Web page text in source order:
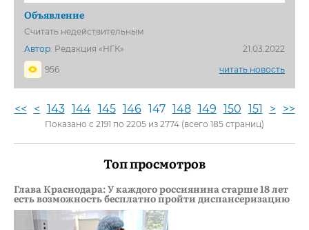
Объявление
Считать недействительным
Автор: Редакция «НГК»
21.03.2022
956
читать новость
<< < 143 144 145 146 147 148 149 150 151 > >>
Показано с 2191 по 2205 из 2774 (всего 185 страниц)
Топ просмотров
Глава Краснодара: У каждого россиянина старше 18 лет
есть возможность бесплатно пройти диспансеризацию